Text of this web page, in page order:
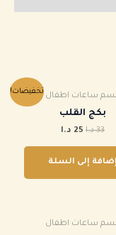
تخفيضات! ساعات اطفال
بكج القلب
33 د.ا
الأصلي
هو:
25 د.ا
السعر
الحالي
هو:
إضافة إلى السلة
ساعات اطفال